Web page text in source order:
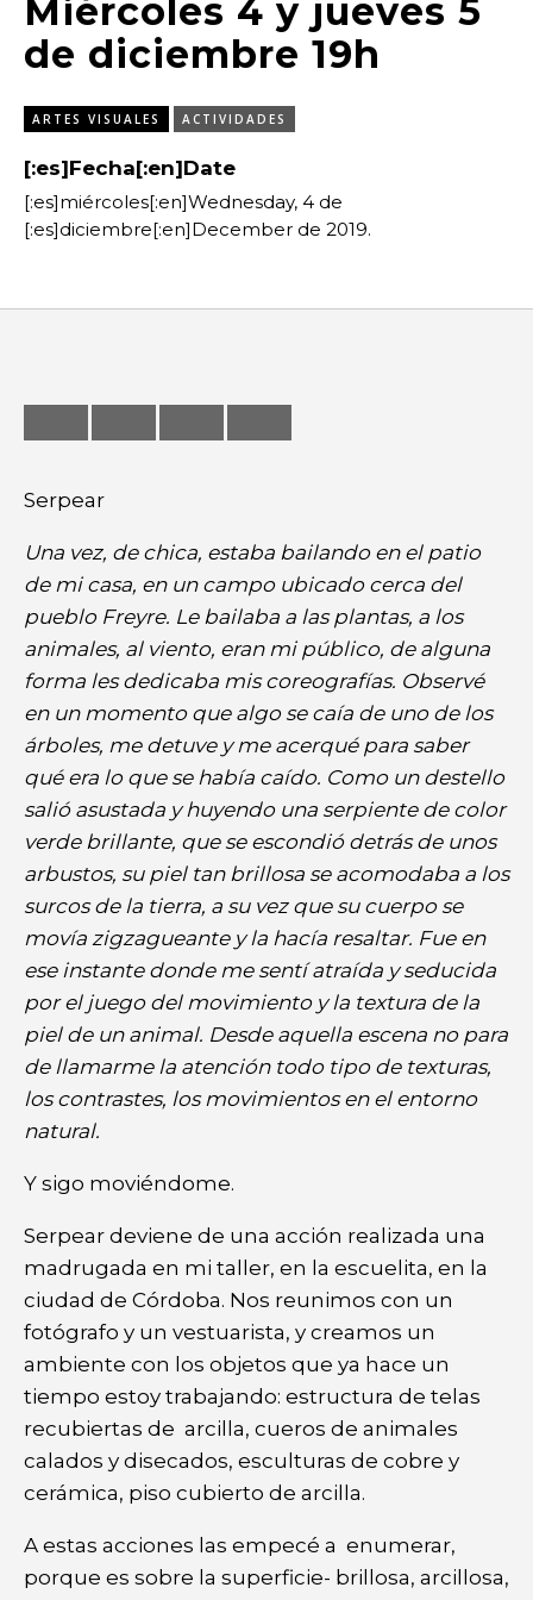
Exposiciones
Feria
Formación
Foro
Letras
Radio
Miércoles 4 y jueves 5
de diciembre 19h
ARTES VISUALES ACTIVIDADES
[:es]Fecha[:en]Date
[:es]miércoles[:en]Wednesday, 4 de
[:es]diciembre[:en]December de 2019.
Serpear
Una vez, de chica, estaba bailando en el patio
de mi casa, en un campo ubicado cerca del
pueblo Freyre. Le bailaba a las plantas, a los
animales, al viento, eran mi público, de alguna
forma les dedicaba mis coreografías. Observé
en un momento que algo se caía de uno de los
árboles, me detuve y me acerqué para saber
qué era lo que se había caído. Como un destello
salió asustada y huyendo una serpiente de color
verde brillante, que se escondió detrás de unos
arbustos, su piel tan brillosa se acomodaba a los
surcos de la tierra, a su vez que su cuerpo se
movía zigzagueante y la hacía resaltar. Fue en
ese instante donde me sentí atraída y seducida
por el juego del movimiento y la textura de la
piel de un animal. Desde aquella escena no para
de llamarme la atención todo tipo de texturas,
los contrastes, los movimientos en el entorno
natural.
Y sigo moviéndome.
Serpear deviene de una acción realizada una
madrugada en mi taller, en la escuelita, en la
ciudad de Córdoba. Nos reunimos con un
fotógrafo y un vestuarista, y creamos un
ambiente con los objetos que ya hace un
tiempo estoy trabajando: estructura de telas
recubiertas de arcilla, cueros de animales
calados y disecados, esculturas de cobre y
cerámica, piso cubierto de arcilla.
A estas acciones las empecé a enumerar,
porque es sobre la superficie- brillosa, arcillosa,